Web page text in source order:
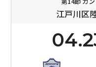
江戸川区